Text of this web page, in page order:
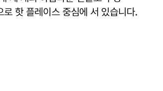
핫 플레이스 중심에 서 있습니다.